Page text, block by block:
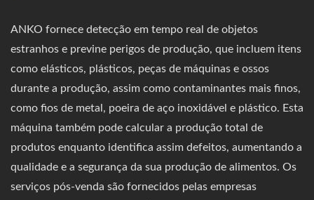
ANKO fornece detecção em tempo real de objetos
estranhos e previne perigos de produção, que incluem itens
como elásticos, plásticos, peças de máquinas e ossos
durante a produção, assim como contaminantes mais finos,
como fios de metal, poeira de aço inoxidável e plástico. Esta
máquina também pode calcular a produção total de
produtos enquanto identifica assim defeitos, aumentando a
qualidade e a segurança da sua produção de alimentos. Os
serviços pós-venda são fornecidos pelas empresas